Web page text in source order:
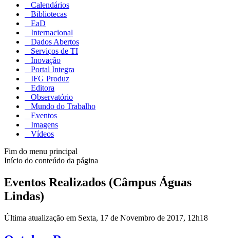
Calendários
Bibliotecas
EaD
Internacional
Dados Abertos
Serviços de TI
Inovação
Portal Integra
IFG Produz
Editora
Observatório
Mundo do Trabalho
Eventos
Imagens
Vídeos
Fim do menu principal
Início do conteúdo da página
Eventos Realizados (Câmpus Águas
Lindas)
Última atualização em Sexta, 17 de Novembro de 2017, 12h18